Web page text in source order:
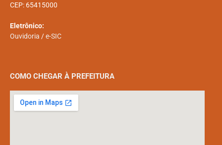
CEP: 65415000
Eletrônico:
Ouvidoria /e-SIC
COMO CHEGAR À PREFEITURA